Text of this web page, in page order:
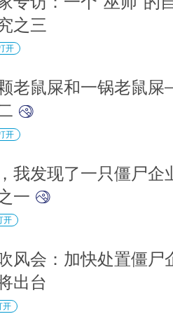
之三
开
颗老鼠屎和一锅老鼠
开
，我发现了一只僵尸
一
开
风会：加快处置僵尸
出台
开